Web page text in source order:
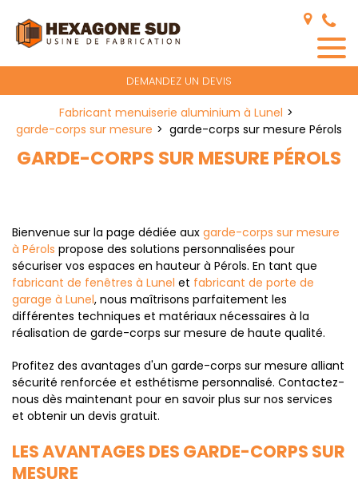
DEMANDEZ UN DEVIS
Fabricant menuiserie aluminium à Lunel
garde-corps sur mesure
garde-corps sur mesure Pérols
GARDE-CORPS SUR MESURE PÉROLS
Bienvenue sur la page dédiée aux garde-corps sur mesure
à Pérols propose des solutions personnalisées pour
sécuriser vos espaces en hauteur à Pérols. En tant que
fabricant de fenêtres à Lunel et fabricant de porte de
garage à Lunel, nous maîtrisons parfaitement les
différentes techniques et matériaux nécessaires à la
réalisation de garde-corps sur mesure de haute qualité.
Profitez des avantages d'un garde-corps sur mesure alliant
sécurité renforcée et esthétisme personnalisé. Contactez-
nous dès maintenant pour en savoir plus sur nos services
et obtenir un devis gratuit.
LES AVANTAGES DES GARDE-CORPS SUR
MESURE